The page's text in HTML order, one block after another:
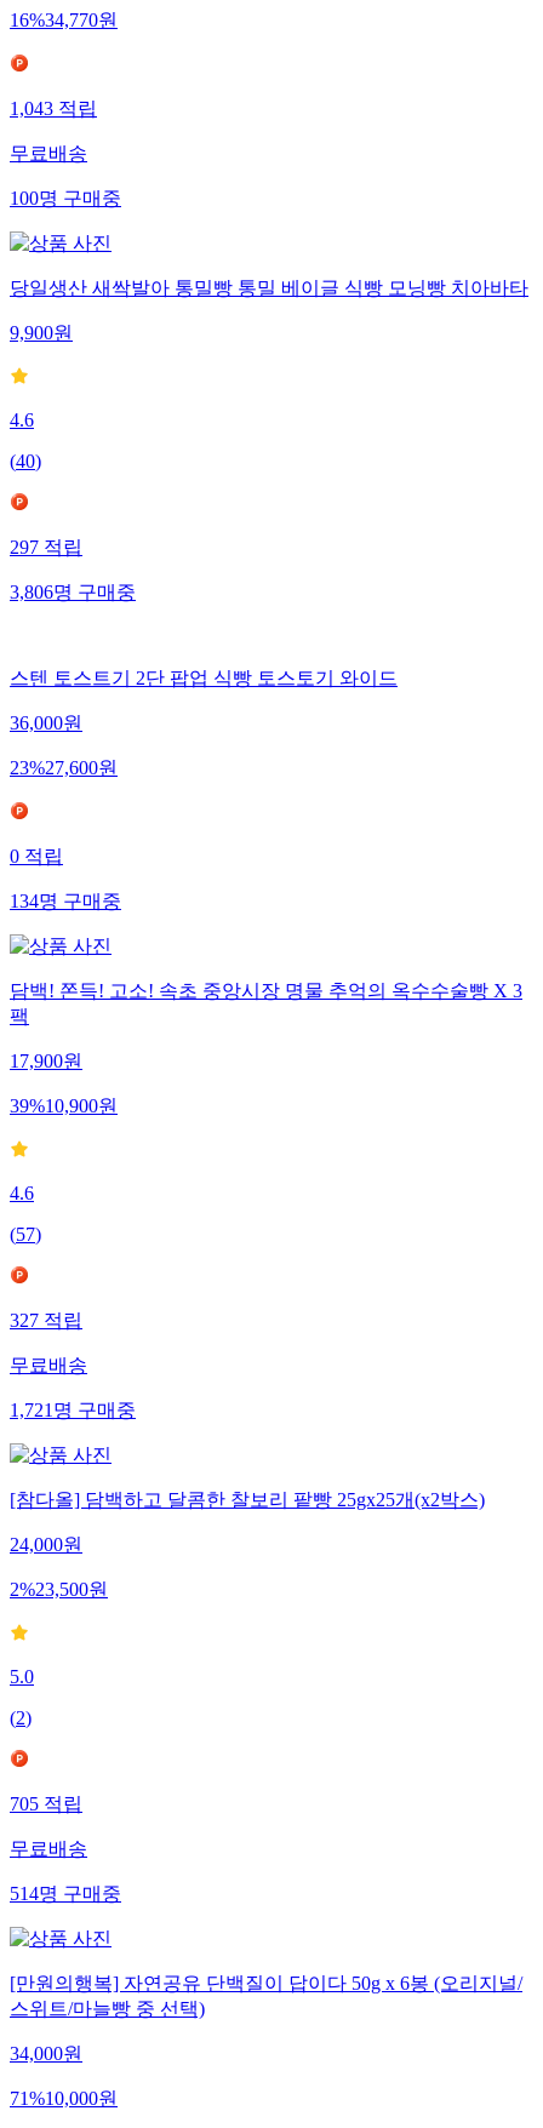
16%34,770원
1,043적립
무료배송
100명구매중
당일생산 새싹발아 통밀빵 통밀 베이글 식빵 모닝빵 치아바타
9,900원
4.6
(40)
297적립
3,806명구매중
스텐 토스트기 2단 팝업 식빵 토스토기 와이드
36,000원
23%27,600원
0적립
134명구매중
담백! 쫀득! 고소! 속초 중앙시장 명물 추억의 옥수수술빵 X 3
팩
17,900원
39%10,900원
4.6
(57)
327적립
무료배송
1,721명구매중
[참다올] 담백하고 달콤한 찰보리 팥빵 25gx25개(x2박스)
24,000원
2%23,500원
5.0
(2)
705적립
무료배송
514명구매중
[만원의행복] 자연공유 단백질이 답이다 50g x 6봉 (오리지널/
스위트/마늘빵 중 선택)
34,000원
71%10,000원